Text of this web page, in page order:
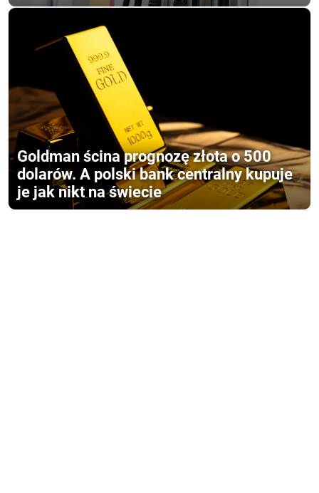
Goldman ścina prognozę złota o 500
dolarów. A polski bank centralny kupuje
je jak nikt na świecie